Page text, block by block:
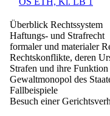
Überblick Rechtssystem
Haftungs- und Strafrecht
formaler und materialer
Rechtskonflikte, deren
Strafen und ihre Funktion
Gewaltmonopol des
Fallbeispiele
Besuch einer